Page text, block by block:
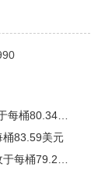
桶83.59美元